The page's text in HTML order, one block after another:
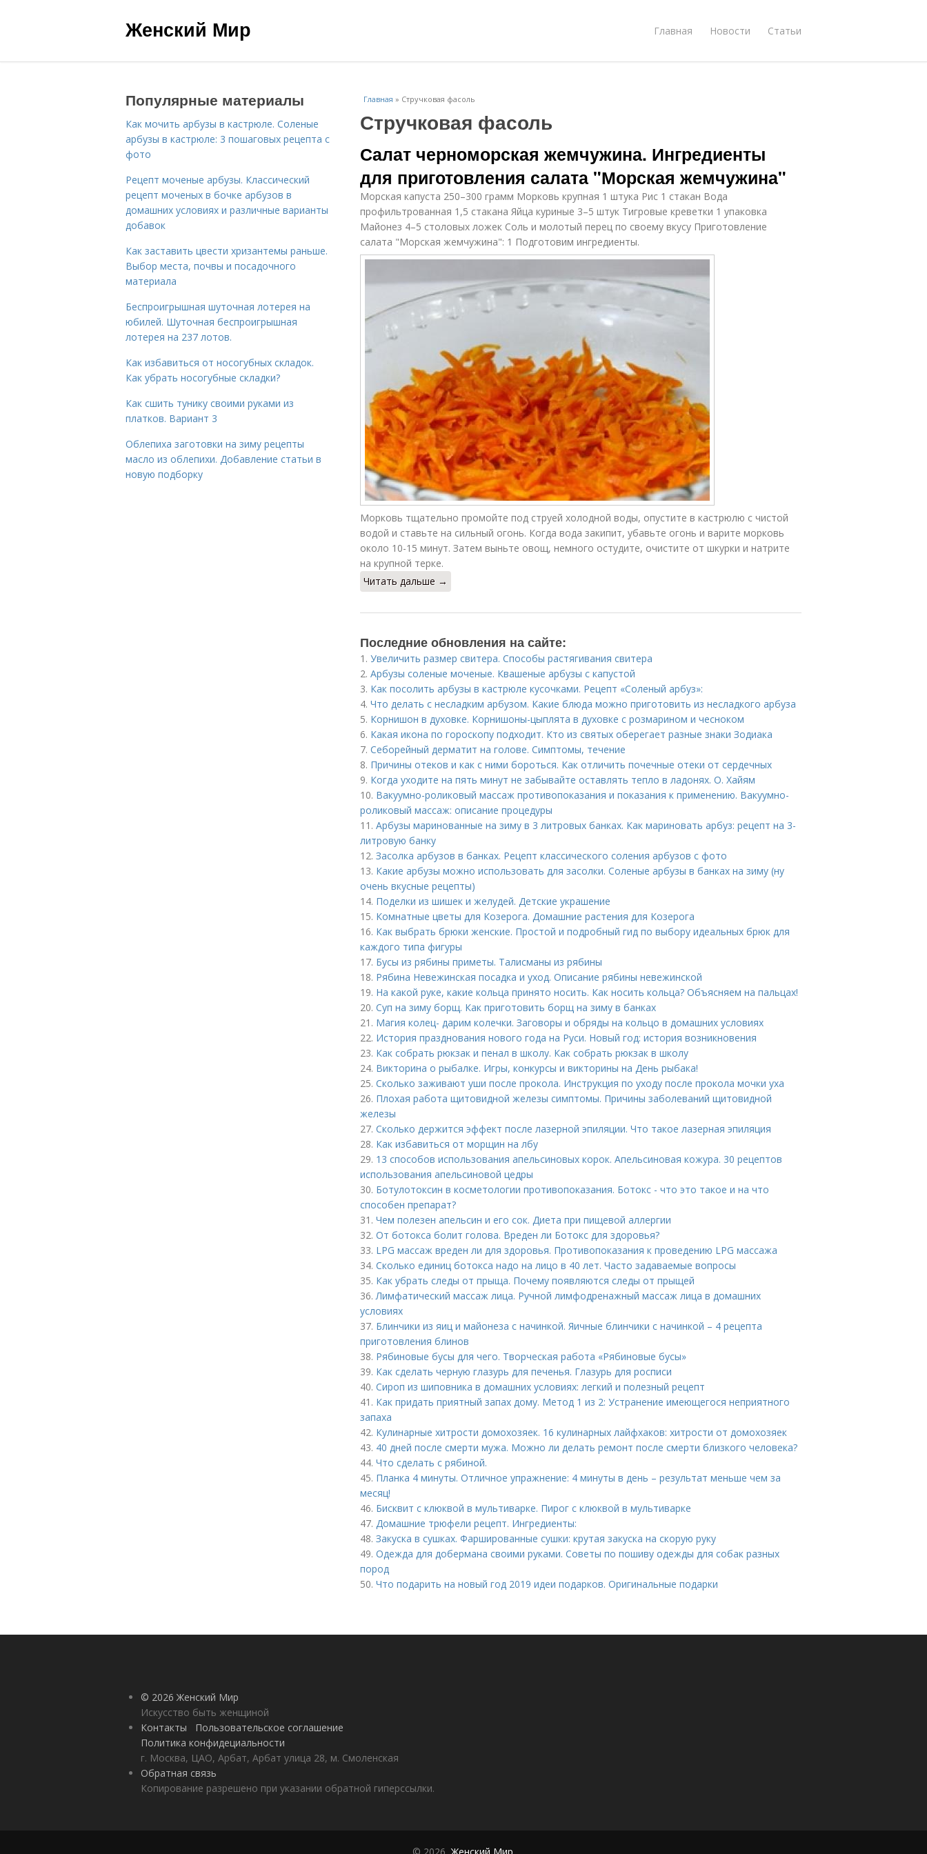
Женский Мир Главная Новости Статьи
Главная » Стручковая фасоль
Стручковая фасоль
Салат черноморская жемчужина. Ингредиенты
для приготовления салата "Морская жемчужина"
Морская капуста 250–300 грамм Морковь крупная 1 штука Рис 1 стакан Вода
профильтрованная 1,5 стакана Яйца куриные 3–5 штук Тигровые креветки 1 упаковка
Майонез 4–5 столовых ложек Соль и молотый перец по своему вкусу Приготовление
салата "Морская жемчужина": 1 Подготовим ингредиенты.
Морковь тщательно промойте под струей холодной воды, опустите в кастрюлю с чистой
водой и ставьте на сильный огонь. Когда вода закипит, убавьте огонь и варите морковь
около 10-15 минут. Затем выньте овощ, немного остудите, очистите от шкурки и натрите
на крупной терке.
Читать дальше →
Последние обновления на сайте:
1. Увеличить размер свитера. Способы растягивания свитера
2. Арбузы соленые моченые. Квашеные арбузы с капустой
3. Как посолить арбузы в кастрюле кусочками. Рецепт «Соленый арбуз»:
4. Что делать с несладким арбузом. Какие блюда можно приготовить из несладкого арбуза
5. Корнишон в духовке. Корнишоны-цыплята в духовке с розмарином и чесноком
6. Какая икона по гороскопу подходит. Кто из святых оберегает разные знаки Зодиака
7. Себорейный дерматит на голове. Cимптомы, течение
8. Причины отеков и как с ними бороться. Как отличить почечные отеки от сердечных
9. Когда уходите на пять минут не забывайте оставлять тепло в ладонях. О. Хайям
10. Вакуумно-роликовый массаж противопоказания и показания к применению. Вакуумно-
роликовый массаж: описание процедуры
11. Арбузы маринованные на зиму в 3 литровых банках. Как мариновать арбуз: рецепт на 3-
литровую банку
12. Засолка арбузов в банках. Рецепт классического соления арбузов с фото
13. Какие арбузы можно использовать для засолки. Соленые арбузы в банках на зиму (ну
очень вкусные рецепты)
14. Поделки из шишек и желудей. Детские украшение
15. Комнатные цветы для Козерога. Домашние растения для Козерога
16. Как выбрать брюки женские. Простой и подробный гид по выбору идеальных брюк для
каждого типа фигуры
17. Бусы из рябины приметы. Талисманы из рябины
18. Рябина Невежинская посадка и уход. Описание рябины невежинской
19. На какой руке, какие кольца принято носить. Как носить кольца? Объясняем на пальцах!
20. Суп на зиму борщ. Как приготовить борщ на зиму в банках
21. Магия колец- дарим колечки. Заговоры и обряды на кольцо в домашних условиях
22. История празднования нового года на Руси. Новый год: история возникновения
23. Как собрать рюкзак и пенал в школу. Как собрать рюкзак в школу
24. Викторина о рыбалке. Игры, конкурсы и викторины на День рыбака!
25. Сколько заживают уши после прокола. Инструкция по уходу после прокола мочки уха
26. Плохая работа щитовидной железы симптомы. Причины заболеваний щитовидной
железы
27. Сколько держится эффект после лазерной эпиляции. Что такое лазерная эпиляция
28. Как избавиться от морщин на лбу
29. 13 способов использования апельсиновых корок. Апельсиновая кожура. 30 рецептов
использования апельсиновой цедры
30. Ботулотоксин в косметологии противопоказания. Ботокс - что это такое и на что
способен препарат?
31. Чем полезен апельсин и его сок. Диета при пищевой аллергии
32. От ботокса болит голова. Вреден ли Ботокс для здоровья?
33. LPG массаж вреден ли для здоровья. Противопоказания к проведению LPG массажа
34. Сколько единиц ботокса надо на лицо в 40 лет. Часто задаваемые вопросы
35. Как убрать следы от прыща. Почему появляются следы от прыщей
36.Лимфатический массаж лица. Ручной лимфодренажный массаж лица в домашних
условиях
37. Блинчики из яиц и майонеза с начинкой. Яичные блинчики с начинкой – 4 рецепта
приготовления блинов
38. Рябиновые бусы для чего. Творческая работа «Рябиновые бусы»
39. Как сделать черную глазурь для печенья. Глазурь для росписи
40. Сироп из шиповника в домашних условиях: легкий и полезный рецепт
41. Как придать приятный запах дому. Метод 1 из 2: Устранение имеющегося неприятного
запаха
42. Кулинарные хитрости домохозяек. 16 кулинарных лайфхаков: хитрости от домохозяек
43. 40 дней после смерти мужа. Можно ли делать ремонт после смерти близкого человека?
44. Что сделать с рябиной.
45. Планка 4 минуты. Отличное упражнение: 4 минуты в день – результат меньше чем за
месяц!
46. Бисквит с клюквой в мультиварке. Пирог с клюквой в мультиварке
47. Домашние трюфели рецепт. Ингредиенты:
48. Закуска в сушках. Фаршированные сушки: крутая закуска на скорую руку
49. Одежда для добермана своими руками. Советы по пошиву одежды для собак разных
пород
50. Что подарить на новый год 2019 идеи подарков. Оригинальные подарки
Популярные материалы
Как мочить арбузы в кастрюле. Соленые
арбузы в кастрюле: 3 пошаговых рецепта с
фото
Рецепт моченые арбузы. Классический
рецепт моченых в бочке арбузов в
домашних условиях и различные варианты
добавок
Как заставить цвести хризантемы раньше.
Выбор места, почвы и посадочного
материала
Беспроигрышная шуточная лотерея на
юбилей. Шуточная беспроигрышная
лотерея на 237 лотов.
Как избавиться от носогубных складок.
Как убрать носогубные складки?
Как сшить тунику своими руками из
платков. Вариант 3
Облепиха заготовки на зиму рецепты
масло из облепихи. Добавление статьи в
новую подборку
© 2026 Женский Мир
Искусство быть женщиной
Контакты
Пользовательское соглашение
Политика конфидециальности
г. Москва, ЦАО, Арбат, Арбат улица 28, м. Смоленская
Обратная связь
Копирование разрешено при указании обратной гиперссылки.
© 2026, Женский Мир